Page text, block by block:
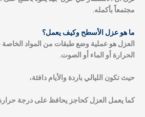
مجتمعاً بأكمله.
ما هو عزل الأسطح وكيف يعمل؟
العزل هو عملية وضع طبقات من المواد الخاصة
الحرارة أو الماء أو الصوت.
حيث تكون الليالي باردة والأيام دافئة،
كما يعمل العزل كحاجز يحافظ على درجة